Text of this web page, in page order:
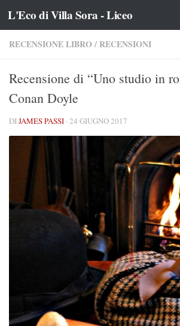
Salta al contenuto
L'Eco di Villa Sora - Liceo
RECENSIONE LIBRO/ RECENSIONI
Recensione di “Uno studio in
Conan Doyle
DIJAMES PASSI · 24 GIUGNO 2017